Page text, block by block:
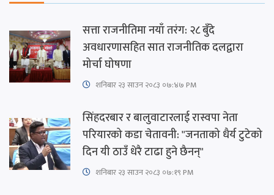
सत्ता राजनीतिमा नयाँ तरंग: २८ बुँदे
अवधारणासहित सात राजनीतिक दलद्वारा
मोर्चा घोषणा
शनिबार २३ साउन २०८३ ०७:४७ PM
सिंहदरबार र बालुवाटारलाई रास्वपा नेता
परियारको कडा चेतावनी: "जनताको धैर्य टुटेको
दिन यी ठाउँ धेरै टाढा हुने छैनन्"
शनिबार २३ साउन २०८३ ०७:१९ PM